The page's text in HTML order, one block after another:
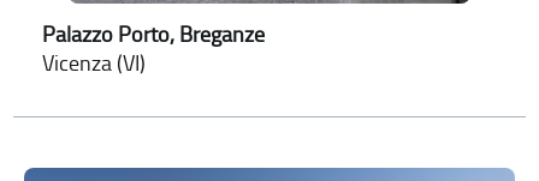
Palazzo Porto, Breganze
Vicenza (VI)